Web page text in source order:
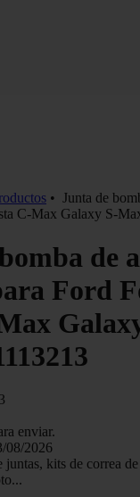
• Junta de
C-Max Galaxy S-
de
Ford
enviar.
08/2026
juntas, kits de correa